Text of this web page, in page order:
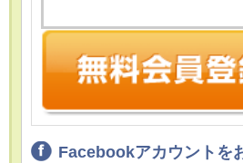
Facebookアカウントを